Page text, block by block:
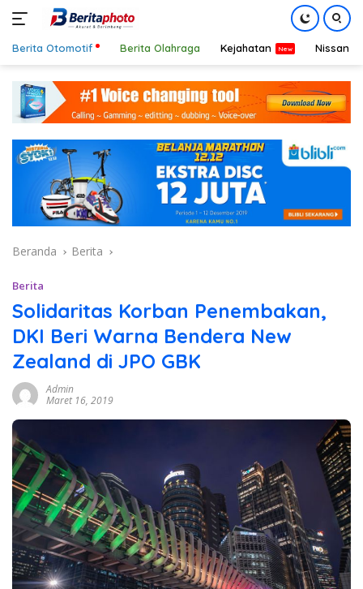
konten
Berita Otomotif Berita Olahraga Kejahatan Nissan
Beranda Berita
Berita
Solidaritas Korban Penembakan,
DKI Beri Warna Bendera New
Zealand di JPO GBK
Admin
Maret 16, 2019